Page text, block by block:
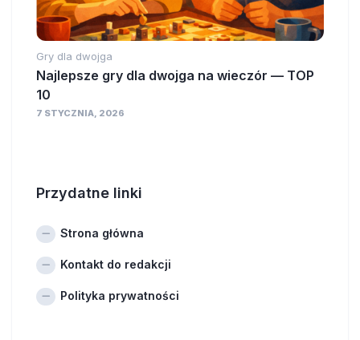
Gry dla dwojga
Najlepsze gry dla dwojga na wieczór — TOP
10
7 STYCZNIA, 2026
Przydatne linki
Strona główna
Kontakt do redakcji
Polityka prywatności